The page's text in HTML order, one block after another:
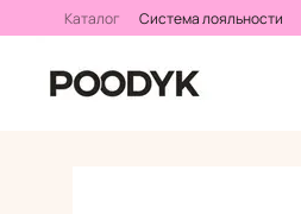
Перейти к основному контенту
Каталог Система лояльности
Калькулятор самозамеса